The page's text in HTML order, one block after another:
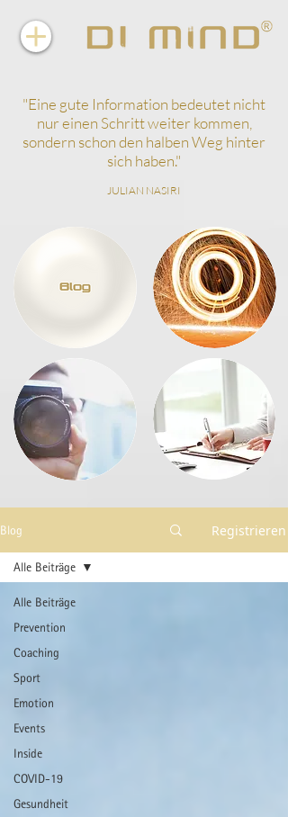
"Eine gute Information bedeutet nicht
nur einen Schritt weiter kommen,
sondern schon den halben Weg hinter
sich haben."
JULIAN NASIRI
Blog Registrieren
Alle Beiträge
Prevention
Coaching
Sport
Emotion
Events
Inside
COVID-19
Gesundheit
Alle Beiträge